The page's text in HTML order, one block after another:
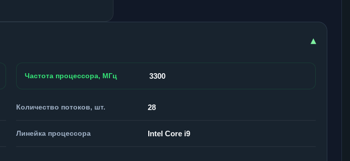
▾
Частота процессора, МГц 3300
Количество потоков, шт. 28
Линейка процессора Intel Core i9